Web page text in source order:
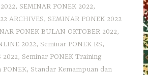
, SEMINAR PONEK 2022,
ARCHIVES, SEMINAR PONEK 2022
PONEK BULAN OKTOBER 2022,
2022, Seminar PONEK RS,
2022, Seminar PONEK Training
PONEK, Standar Kemampuan dan